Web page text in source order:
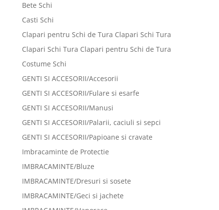
Bete Schi
Casti Schi
Clapari pentru Schi de Tura Clapari Schi Tura
Clapari Schi Tura Clapari pentru Schi de Tura
Costume Schi
GENTI SI ACCESORII/Accesorii
GENTI SI ACCESORII/Fulare si esarfe
GENTI SI ACCESORII/Manusi
GENTI SI ACCESORII/Palarii, caciuli si sepci
GENTI SI ACCESORII/Papioane si cravate
Imbracaminte de Protectie
IMBRACAMINTE/Bluze
IMBRACAMINTE/Dresuri si sosete
IMBRACAMINTE/Geci si jachete